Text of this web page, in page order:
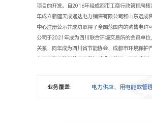
项目的开发。自2016年经成都市工商行政管理局
年成立新疆天成通达电力销售有限公司和山东远成
中心注册公示并成功取得了全国范围内的购售电许可
公司于2021年成为四川联合环境交易所的会员单
关系，同年成为四川省节能协会、成都市环境保护
公司长期聚焦新能源开发与碳排放管理、环保监
（CCER）开发、绿色工厂申报、企业碳足迹核算
业务覆盖： 电力供应、用电能效管